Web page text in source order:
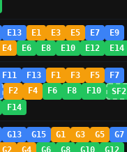
E13 E1 E3 E5 E7
E9
E4 E6 E8 E10 E12 E14
F11 F13 F1 F3 F5
F7
F2 F4 F6 F8 F10
SF2
F14
G13 G15 G1 G3 G5
G7
G2 G4 G6 G8 G10
G12